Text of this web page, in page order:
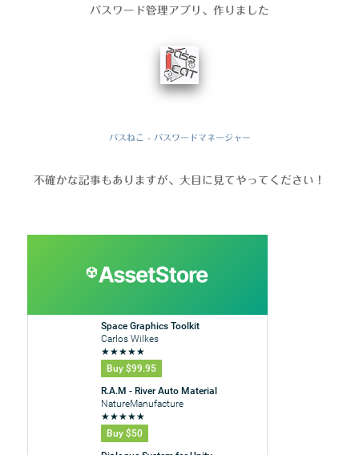
パスワード管理アプリ、作りました
パスねこ - パスワードマネージャー
不確かな記事もありますが、大目に見てやってください！